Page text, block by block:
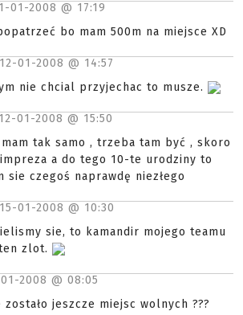
01-2008 @ 17:19
bo mam 500m na miejsce XD
12-01-2008 @ 14:57
nie chcial przyjechac to musze.
12-01-2008 @ 15:50
tak samo , trzeba tam być , skoro
a do tego 10-te urodziny to
sie czegoś naprawdę niezłego
15-01-2008 @ 10:30
sie, to kamandir mojego teamu
zlot.
2008 @ 08:05
jeszcze miejsc wolnych ???